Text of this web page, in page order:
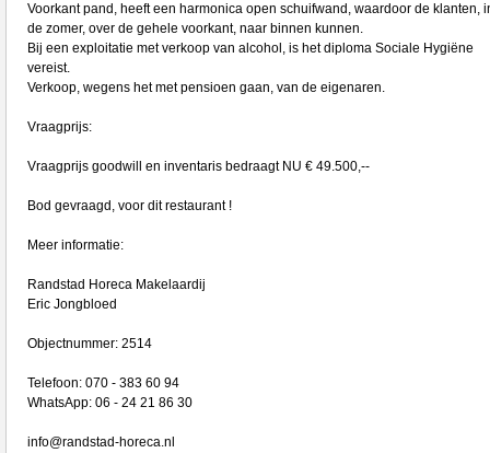
Voorkant pand, heeft een harmonica open schuifwand, waardoor de klanten,
de zomer, over de gehele voorkant, naar binnen kunnen.
Bij een exploitatie met verkoop van alcohol, is het diploma Sociale Hygiëne
vereist.
Verkoop, wegens het met pensioen gaan, van de eigenaren.
Vraagprijs:
Vraagprijs goodwill en inventaris bedraagt NU € 49.500,--
Bod gevraagd, voor dit restaurant !
Meer informatie:
Randstad Horeca Makelaardij
Eric Jongbloed
Objectnummer: 2514
Telefoon: 070 - 383 60 94
WhatsApp: 06 - 24 21 86 30
info@randstad-horeca.nl